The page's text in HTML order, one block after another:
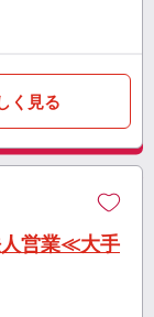
く見る
人営業≪大手